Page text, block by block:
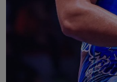
Szakosztályok
Meccscenter